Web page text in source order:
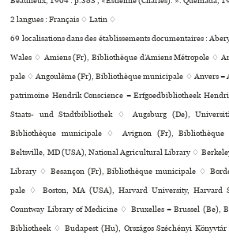
2 langues :Français ♢Latin ♢
69 localisations dans des établissements documentaires :
Wales ♢ Amiens (Fr), Bibliothèque d’Amiens Métropole ♢
pale ♢ Angoulême (Fr), Bibliothèque muni­ci­pale ♢ Anvers =
patrimoine Hendrik Conscience = Erfgoedbibliotheek
Staats- und Stadtbibliothek ♢ Augsburg (De),
Bibliothèque muni­ci­pale ♢ Avignon (Fr), Bibliothèque
Beltsville, MD (USA), National Agricultural Library ♢
Library ♢ Besançon (Fr), Bibliothèque muni­ci­pale ♢
pale ♢ Boston, MA (USA), Harvard University, Harvard
Countway Library of Medicine ♢ Bruxelles = Brussel (Be),
Bibliotheek ♢ Budapest (Hu), Országos Széchényi